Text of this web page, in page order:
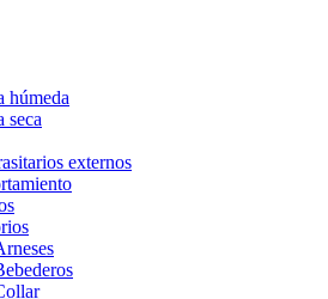
húmeda
seca
externos